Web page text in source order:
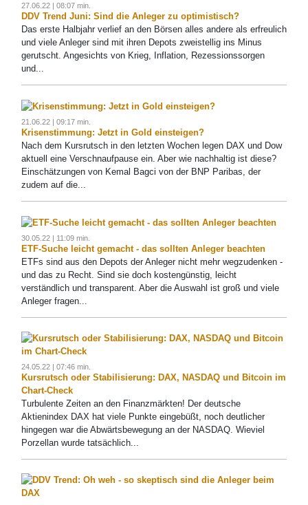
27.06.22 | 08:07 min.
DDV Trend Juni: Sind die Anleger zu optimistisch?
Das erste Halbjahr verlief an den Börsen alles andere als erfreulich
und viele Anleger sind mit ihren Depots zweistellig ins Minus
gerutscht. Angesichts von Krieg, Inflation, Rezessionssorgen
und...
21.06.22 | 09:17 min.
Krisenstimmung: Jetzt in Gold einsteigen?
Nach dem Kursrutsch in den letzten Wochen legen DAX und Dow
aktuell eine Verschnaufpause ein. Aber wie nachhaltig ist diese?
Einschätzungen von Kemal Bagci von der BNP Paribas, der
zudem auf die...
30.05.22 | 11:09 min.
ETF-Suche leicht gemacht - das sollten Anleger beachten
ETFs sind aus den Depots der Anleger nicht mehr wegzudenken -
und das zu Recht. Sind sie doch kostengünstig, leicht
verständlich und transparent. Aber die Auswahl ist groß und viele
Anleger fragen...
24.05.22 | 07:46 min.
Kursrutsch oder Stabilisierung: DAX, NASDAQ und Bitcoin im
Chart-Check
Turbulente Zeiten an den Finanzmärkten! Der deutsche
Aktienindex DAX hat viele Punkte eingebüßt, noch deutlicher
hingegen war die Abwärtsbewegung an der NASDAQ. Wieviel
Porzellan wurde tatsächlich...